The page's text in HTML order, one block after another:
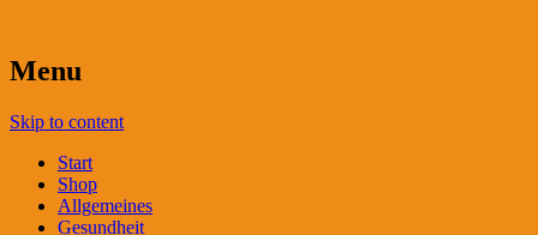
Menu
Skip to content
Start
Shop
Allgemeines
Gesundheit